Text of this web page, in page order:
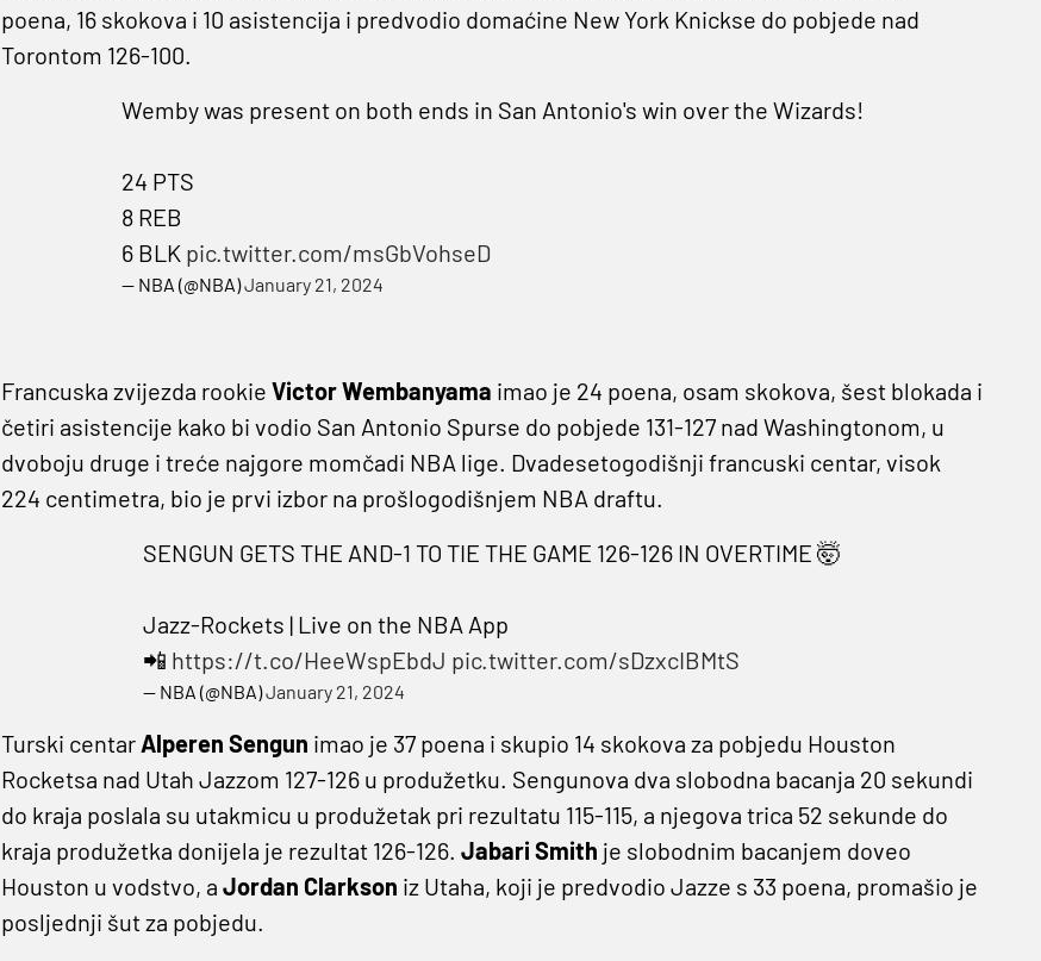
poena, 16 skokova i 10 asistencija i predvodio domaćine New York Knickse do pobjede nad
Torontom 126-100.
Wemby was present on both ends in San Antonio's win over the Wizards!
24 PTS
8 REB
6 BLK pic.twitter.com/msGbVohseD
— NBA (@NBA)January 21, 2024
Francuska zvijezda rookie Victor Wembanyama imao je 24 poena, osam skokova, šest blokada i
četiri asistencije kako bi vodio San Antonio Spurse do pobjede 131-127 nad Washingtonom, u
dvoboju druge i treće najgore momčadi NBA lige. Dvadesetogodišnji francuski centar, visok
224 centimetra, bio je prvi izbor na prošlogodišnjem NBA draftu.
SENGUN GETS THE AND-1 TO TIE THE GAME 126-126 IN OVERTIME 🤯
Jazz-Rockets | Live on the NBA App
📲 https://t.co/HeeWspEbdJ pic.twitter.com/sDzxcIBMtS
— NBA (@NBA)January 21, 2024
Turski centar Alperen Sengun imao je 37 poena i skupio 14 skokova za pobjedu Houston
Rocketsa nad Utah Jazzom 127-126 u produžetku. Sengunova dva slobodna bacanja 20 sekundi
do kraja poslala su utakmicu u produžetak pri rezultatu 115-115, a njegova trica 52 sekunde do
kraja produžetka donijela je rezultat 126-126. Jabari Smith je slobodnim bacanjem doveo
Houston u vodstvo, a Jordan Clarkson iz Utaha, koji je predvodio Jazze s 33 poena, promašio je
posljednji šut za pobjedu.